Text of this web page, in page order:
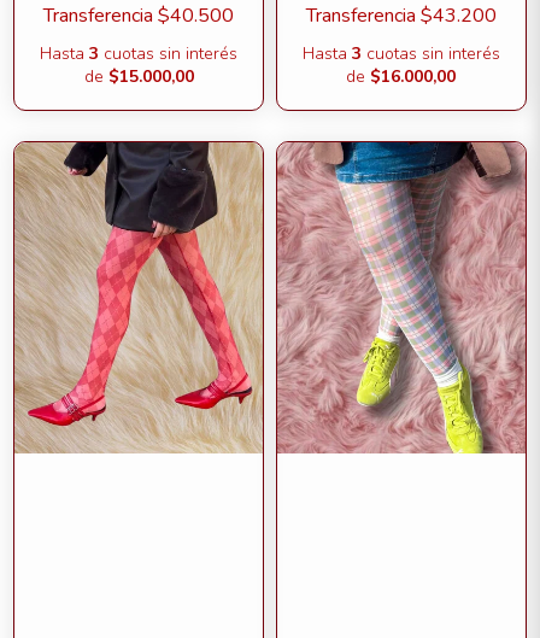
Transferencia$40.500
Hasta3 cuotas sin interés
de $15.000,00
Transferencia $43.200
Hasta 3 cuotas sin interés
de $16.000,00